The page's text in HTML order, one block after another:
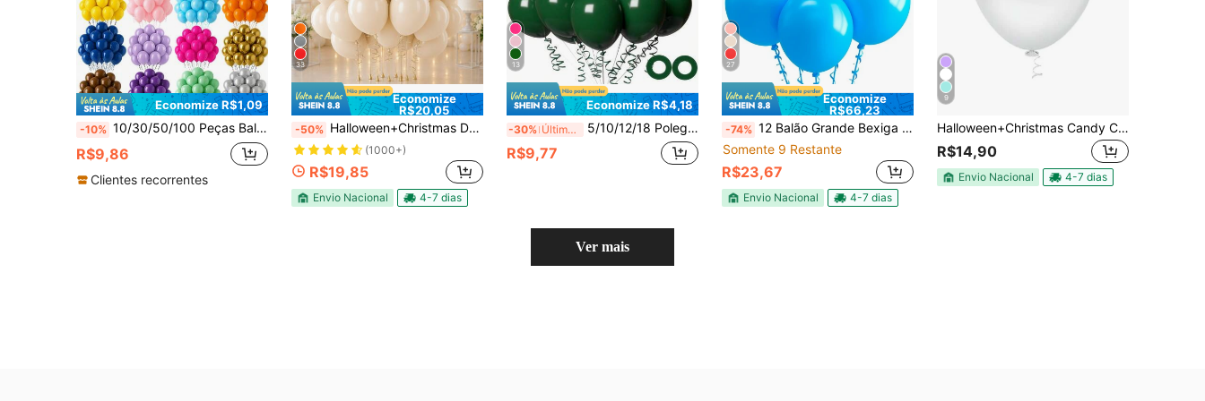
Economize R$1,09
-10% 10/30/50/100 Peças Balões de Látex de Cores Variadas, Vermelho, Azul, Rosa, Preto, Branco, Dourado, Prata, Amarelo, Roxo, Laranja e Menta, Acabamento Brilhante, Perfeito para Decorações de Aniversário, Casamento, Aniversário, Formatura e Festa de Feriado, Guirlanda de Balões, Decoração DIY
R$9,86
Clientes recorrentes
33
Economize
R$20,05
-50% Halloween+Christmas Decorative Balloons
(1000+)
R$19,85
Envio Nacional 4-7 dias
13
Economize R$4,18
-30% Últimos 3 dias 5/10/12/18 Polegadas Balão Verde-Musgo, Balão de Látex de Alta Qualidade para Festa, Festa de Fantasia de Dinossauro, Inauguração da Casa, Casamento, Decorações de Festa de Natal (Com Fitas Verdes)
R$9,77
27
Economize
R$66,23
-74% 12 Balão Grande Bexiga Colorida Lisa 16 Polegadas Redondo Grande Balões Decoração Festa Aniversário Premium
Somente 9 Restante
R$23,67
Envio Nacional 4-7 dias
9
Halloween+Christmas Candy Color Balloon For Party 5", 9" And 16" - PicPic - Pastel Colors
R$14,90
Envio Nacional 4-7 dias
Ver mais